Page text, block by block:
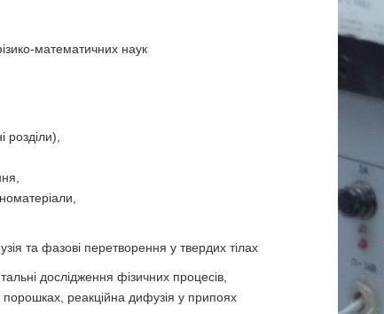
математичних наук
розділи),
та фазові перетворення у твердих тілах
дослідження фізичних процесів,
реакційна дифузія у припоях